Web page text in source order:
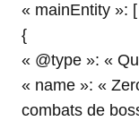
« mainEntity »: [
{
« @type »: «
« name »: «
combats de